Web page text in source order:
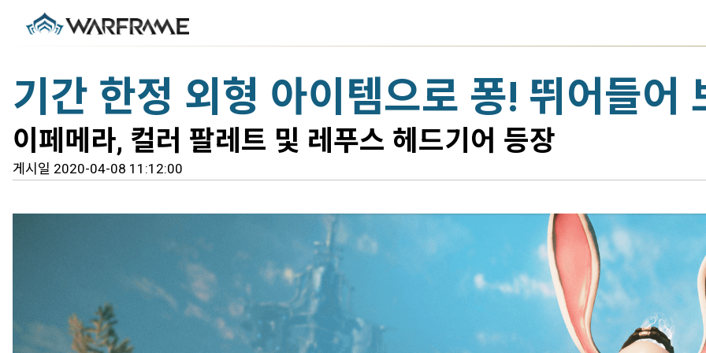
기간 한정 외형 아이템으로 퐁! 뛰어들어
이페메라, 컬러 팔레트 및 레푸스 헤드기어 등장
게시일 2020-04-08 11:12:00